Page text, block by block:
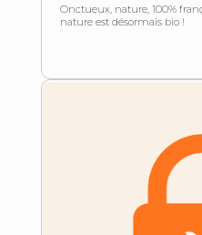
Onctueux, nature, 100%
nature est désormais bio !